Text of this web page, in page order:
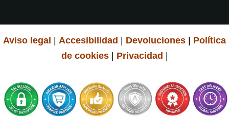
Aviso legal | Accesibilidad | Devoluciones | Política
de cookies| Privacidad |